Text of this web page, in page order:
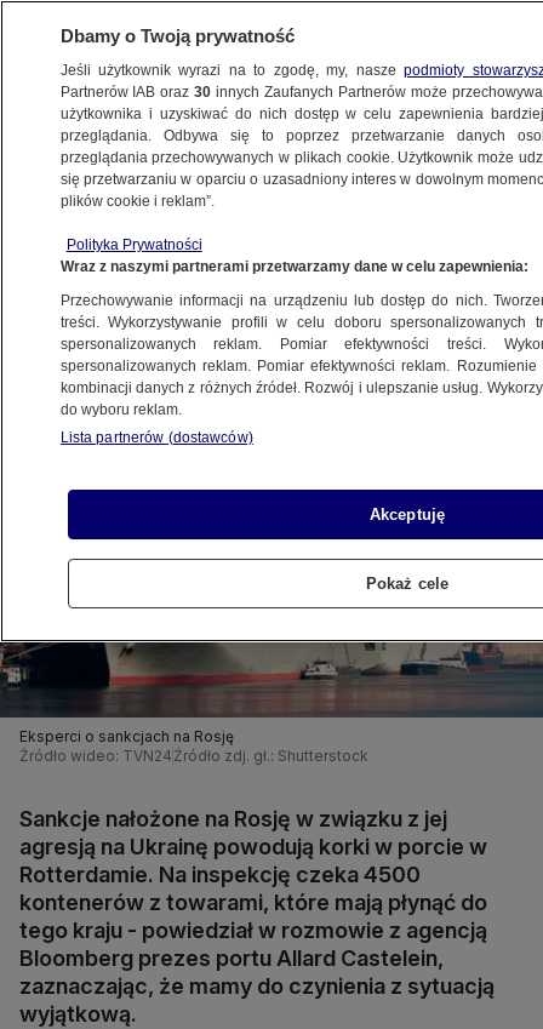
BIZNES
ZE ŚWIATA
sankcje nałożone na Rosję
1.04.2022, 16:04
Udostępnij
Eksperci o sankcjach na Rosję
Źródło wideo: TVN24 Źródło zdj. gł.: Shutterstock
Sankcje nałożone na Rosję w związku z jej
agresją na Ukrainę powodują korki w porcie w
Rotterdamie. Na inspekcję czeka 4500
kontenerów z towarami, które mają płynąć do
tego kraju - powiedział w rozmowie z agencją
Bloomberg prezes portu Allard Castelein,
zaznaczając, że mamy do czynienia z sytuacją
wyjątkową.
Dbamy o Twoją prywatność
Jeśli użytkownik wyrazi na to zgodę, my, naszepodmioty
Partnerów IAB oraz30 innych Zaufanych Partnerów może
użytkownika i uzyskiwać do nich dostęp w celu zapewnienia
przeglądania. Odbywa się to poprzez przetwarzanie danych
przeglądania przechowywanych w plikach cookie. Użytkownik może
się przetwarzaniu w oparciu o uzasadniony interes w dowolnym
plików cookie i reklam”.
Polityka Prywatności
Wraz z naszymi partnerami przetwarzamy dane w celu zapewnienia:
Przechowywanie informacji na urządzeniu lub dostęp do nich.
treści. Wykorzystywanie profili w celu doboru spersonalizowanych
spersonalizowanych reklam. Pomiar efektywności treści.
spersonalizowanych reklam. Pomiar efektywności reklam.
kombinacji danych z różnych źródeł. Rozwój i ulepszanie usług.
do wyboru reklam.
Lista partnerów (dostawców)
Akceptuję
Pokaż cele